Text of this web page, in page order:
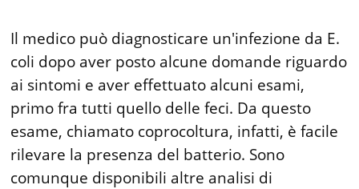
Il medico può diagnosticare un'infezione da E.
coli dopo aver posto alcune domande riguardo
ai sintomi e aver effettuato alcuni esami,
primo fra tutti quello delle feci. Da questo
esame, chiamato coprocoltura, infatti, è facile
rilevare la presenza del batterio. Sono
comunque disponibili altre analisi di